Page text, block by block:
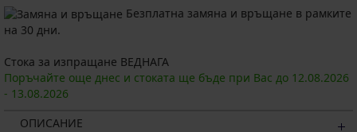
Безплатна замяна и връщане в рамките
на 30 дни.
Стока за изпращане ВЕДНАГА
Поръчайте още днес и стоката ще бъде при Вас до 12.08.2026
- 13.08.2026
ОПИСАНИЕ